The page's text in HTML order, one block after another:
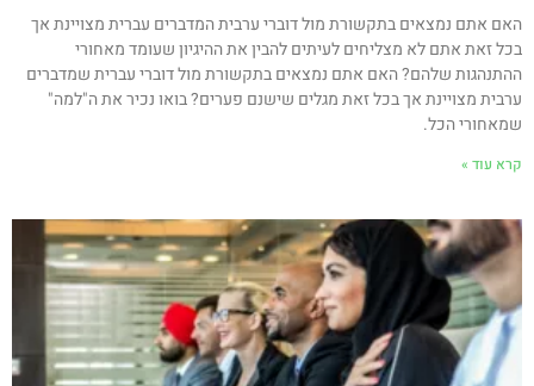
האם אתם נמצאים בתקשורת מול דוברי ערבית המדברים עברית מצויינת אך
בכל זאת אתם לא מצליחים לעיתים להבין את ההיגיון שעומד מאחורי
ההתנהגות שלהם? האם אתם נמצאים בתקשורת מול דוברי עברית שמדברים
ערבית מצויינת אך בכל זאת מגלים שישנם פערים? בואו נכיר את ה"למה"
שמאחורי הכל.
קרא עוד »